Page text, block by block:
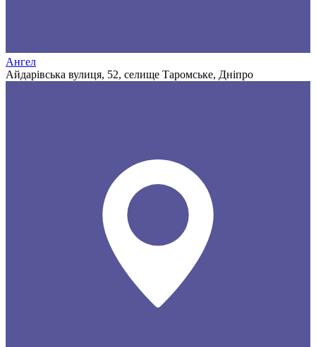
Ангел
Айдарівська вулиця, 52, селище Таромське, Дніпро